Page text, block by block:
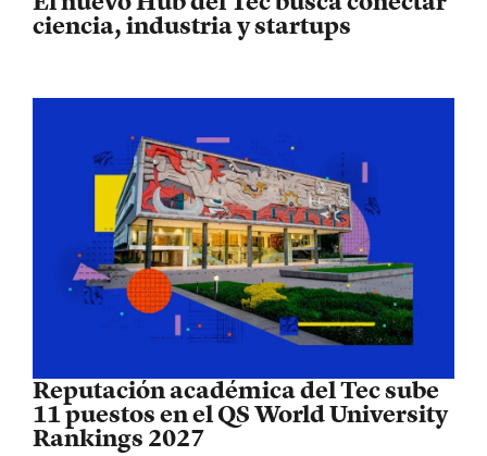
ciencia, industria y startups
Reputación académica del Tec sube
11 puestos en el QS World University
Rankings 2027